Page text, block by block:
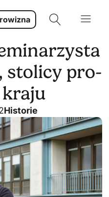
stolicy pro-
Historie